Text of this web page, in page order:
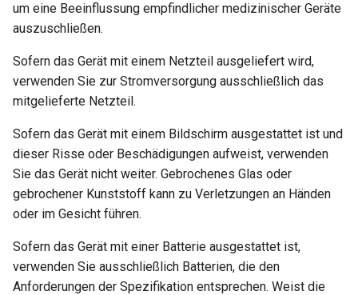
nicht ordnungsgemäß
Hängt bei „Installing“
Hängt bei „Reverting“
während des Firmware-
Resets
während des Firmware-
Neustarts
VPN-Cascading aktivieren
WireGuard zum Schutz von
RDP von außerhalb des
Netzwerks verwenden
Konfigurationsdateien von
WireGuard-Dienstanbietern
abrufen
Zugriff auf WAN erlauben,
wenn VPN-Client aktiviert
um eine Beeinflussung empfindlicher medizinischer Geräte
auszuschließen.
Sofern das Gerät mit einem Netzteil ausgeliefert wird,
verwenden Sie zur Stromversorgung ausschließlich das
mitgelieferte Netzteil.
Sofern das Gerät mit einem Bildschirm ausgestattet ist und
dieser Risse oder Beschädigungen aufweist, verwenden
Sie das Gerät nicht weiter. Gebrochenes Glas oder
gebrochener Kunststoff kann zu Verletzungen an Händen
oder im Gesicht führen.
Sofern das Gerät mit einer Batterie ausgestattet ist,
verwenden Sie ausschließlich Batterien, die den
Anforderungen der Spezifikation entsprechen. Weist die